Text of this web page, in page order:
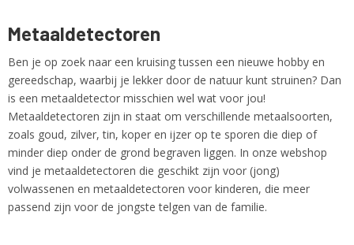
Metaaldetectoren
Ben je op zoek naar een kruising tussen een nieuwe hobby en
gereedschap, waarbij je lekker door de natuur kunt struinen? Dan
is een metaaldetector misschien wel wat voor jou!
Metaaldetectoren zijn in staat om verschillende metaalsoorten,
zoals goud, zilver, tin, koper en ijzer op te sporen die diep of
minder diep onder de grond begraven liggen. In onze webshop
vind je metaaldetectoren die geschikt zijn voor (jong)
volwassenen en metaaldetectoren voor kinderen, die meer
passend zijn voor de jongste telgen van de familie.